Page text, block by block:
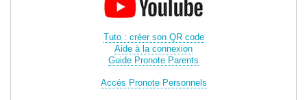
Tuto : créer son QR code
Aide à la connexion
Guide Pronote Parents
Accés Pronote Personnels